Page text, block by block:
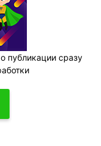
публикации сразу